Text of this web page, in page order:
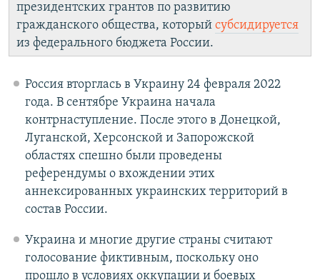
президентских грантов по развитию
гражданского общества, который субсидируется
из федерального бюджета России.
Россия вторглась в Украину 24 февраля 2022
года. В сентябре Украина начала
контрнаступление. После этого в Донецкой,
Луганской, Херсонской и Запорожской
областях спешно были проведены
референдумы о вхождении этих
аннексированных украинских территорий в
состав России.
Украина и многие другие страны считают
голосование фиктивным, поскольку оно
прошло в условиях оккупации и боевых